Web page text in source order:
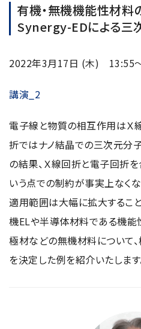
有機・無機機能性材料
Synergy-EDによる三
2022年3月17日 (木) 13:55
講演_2
電子線と物質の相互作用はＸ
折ではナノ結晶での三次元分
の結果、Ｘ線回折と電子回折
いう点での制約が事実上なく
適用範囲は大幅に拡大するこ
機ELや半導体材料である機能
極材などの無機材料について
を決定した例を紹介いたします